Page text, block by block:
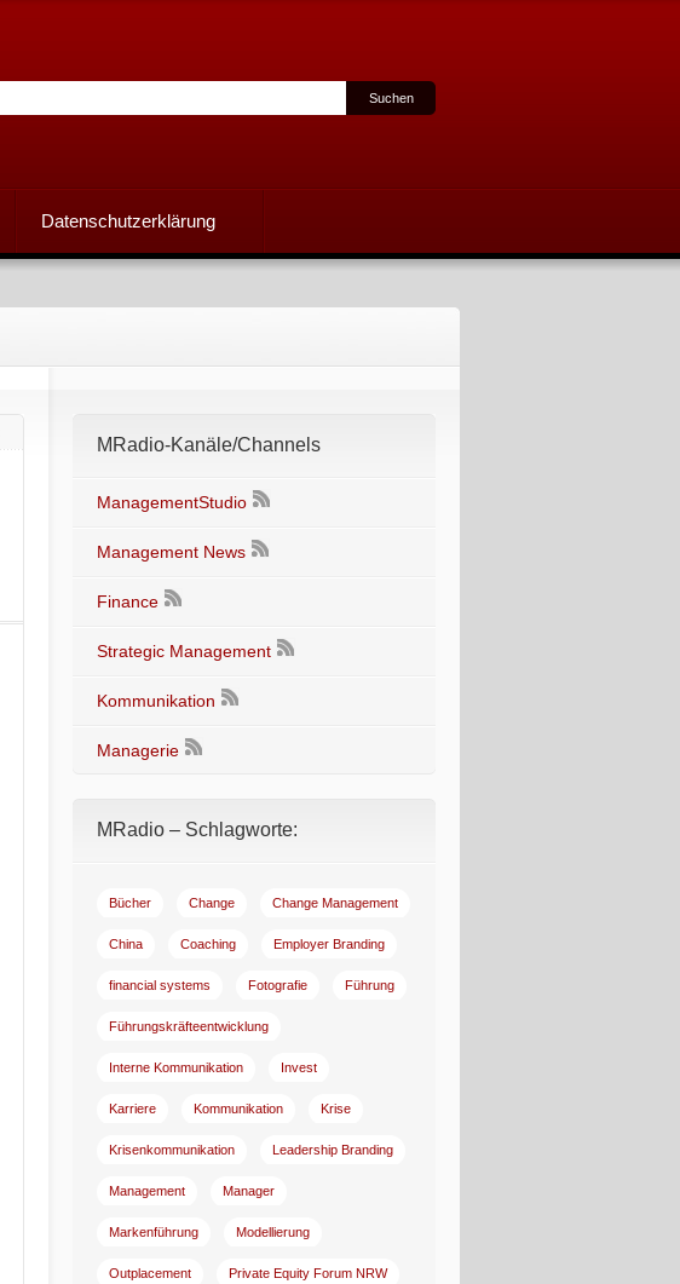
Datenschutzerklärung
MRadio-Kanäle/Channels
ManagementStudio
Management News
Finance
Strategic Management
Kommunikation
Managerie
MRadio – Schlagworte:
Bücher Change Change Management
China Coaching Employer Branding
financial systems Fotografie Führung
Führungskräfteentwicklung
Interne Kommunikation Invest
Karriere Kommunikation Krise
Krisenkommunikation Leadership Branding
Management Manager
Markenführung Modellierung
Outplacement Private Equity Forum NRW